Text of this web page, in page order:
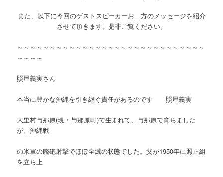
また、以下に今回のゲストスピーカーお二方のメッセージを紹介
させて頂きます。是非ご覧ください。
～～～～～～～～～～～～～～～～～～～～～～～～～～～～～
～～～～
照屋義実さん
本当に豊かな沖縄を引き継ぐ責任があるのです 照屋義実
大里村与那原(現・与那原町)で生まれて、与那原で育ちました
が、沖縄戦
の米軍の艦砲射撃でほぼ全滅の状態でした。父が1950年に照正組
を立ち上